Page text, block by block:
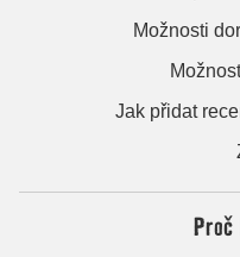
Možnosti
Jak přidat
Proč